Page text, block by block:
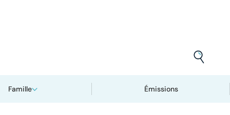
Famille Émissions